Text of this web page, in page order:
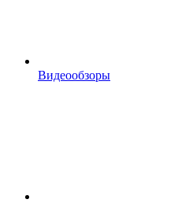
Видеообзоры